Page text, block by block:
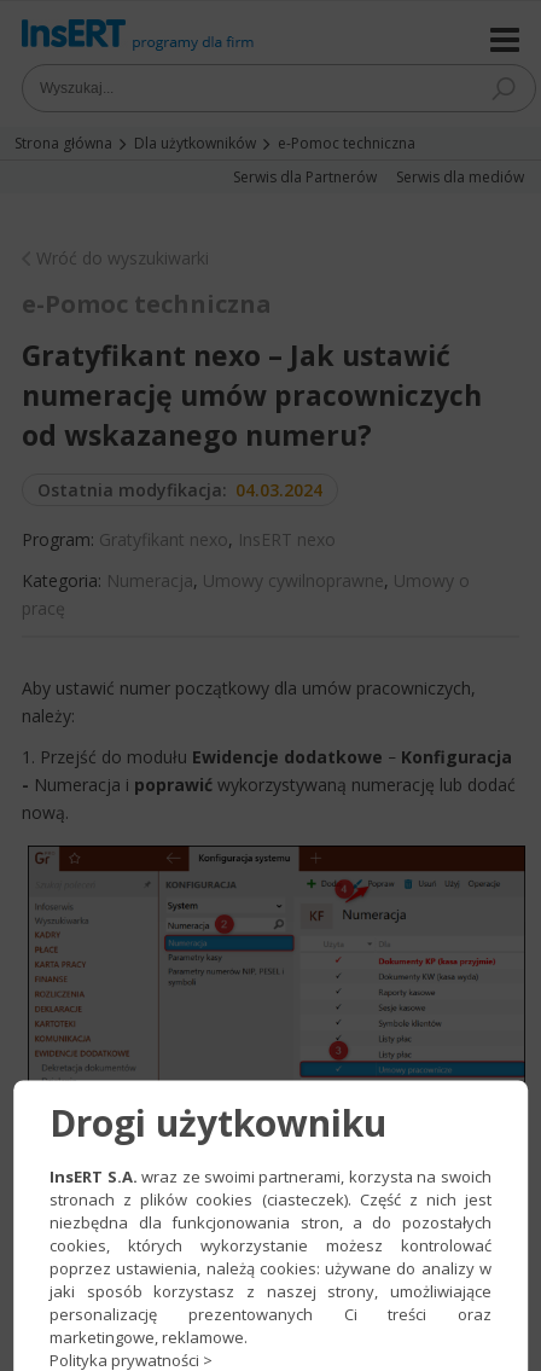
Strona główna Dla użytkowników
e-Pomoc techniczna
Serwis dla Partnerów
Serwis dla mediów
Wróć do wyszukiwarki
e-Pomoc techniczna
Gratyfikant nexo – Jak ustawić
numerację umów pracowniczych
od wskazanego numeru?
Ostatnia modyfikacja: 04.03.2024
Program: Gratyfikant nexo, InsERT nexo
Kategoria: Numeracja, Umowy cywilnoprawne, Umowy o
pracę
Aby ustawić numer początkowy dla umów pracowniczych,
należy:
1. Przejść do modułu Ewidencje dodatkowe – ​ Konfiguracja
- Numeracja i poprawić wykorzystywaną numerację lub dodać
nową.
2. Na za​kładceNumery początkowewprowadzićOgólny
numer początkowy
(będzie to pierwszy numer, który
program wykorzysta do nowej umowy) izapisać.
Drogi użytkowniku
InsERT S.A. wraz ze swoimi partnerami, korzysta na swoich
stronach z plików cookies (ciasteczek). Część z nich jest
niezbędna dla funkcjonowania stron, a do pozostałych
cookies, których wykorzystanie możesz kontrolować
poprzez ustawienia, należą cookies: używane do analizy w
jaki sposób korzystasz z naszej strony, umożliwiające
personalizację prezentowanych Ci treści oraz
marketingowe, reklamowe.
Polityka prywatności >